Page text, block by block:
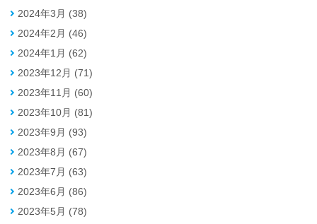
2024年3月 (38)
2024年2月 (46)
2024年1月 (62)
2023年12月 (71)
2023年11月 (60)
2023年10月 (81)
2023年9月 (93)
2023年8月 (67)
2023年7月 (63)
2023年6月 (86)
2023年5月 (78)